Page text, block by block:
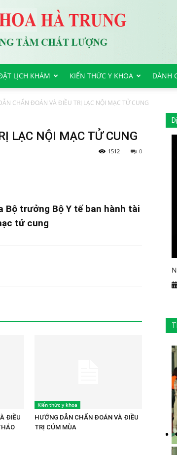
LỊCH KHÁM KIẾN THỨC Y KHOA DÀNH
CHẨN ĐOÁN VÀ ĐIỀU TRỊ LẠC NỘI MẠC TỬ CUNG
LẠC NỘI MẠC TỬ CUNG
0
1512
Bộ trưởng Bộ Y tế ban hành tài
tử cung
ĐIỀU
Kiến thức y khoa
HƯỚNG DẪN CHẨN ĐOÁN VÀ ĐIỀU
TRỊ CÚM MÙA